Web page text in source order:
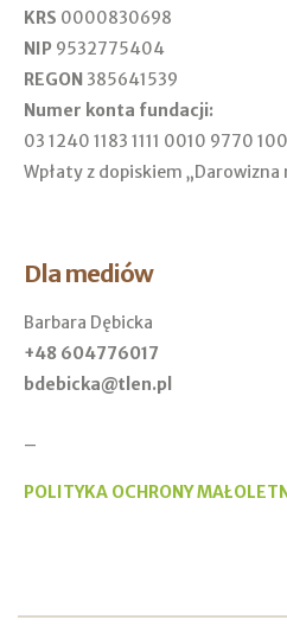
KRS 0000830698
NIP 9532775404
REGON 385641539
Numer konta fundacji:
03 1240 1183 1111 0010 9770
Wpłaty z dopiskiem
Dla mediów
Barbara Dębicka
+48 604776017
bdebicka@tlen.pl
_
POLITYKA OCHRONY